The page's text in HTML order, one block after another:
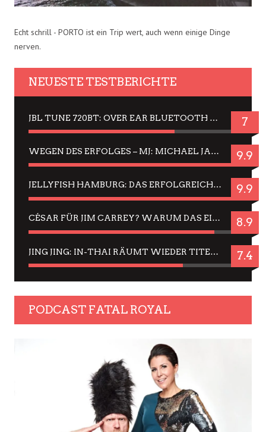
Echt schrill - PORTO ist ein Trip wert, auch wenn einige Dinge
nerven.
NEUESTE TESTBERICHTE
JBL TUNE 720BT: OVER EAR BLUETOOTH KOPFHÖRER UM DIE 50,-€ IM DAUER-TEST 7
WEGEN DES ERFOLGES – MJ: MICHAEL JACKSON MUSICAL IN EINER MATINEE SEHEN 9.9
JELLYFISH HAMBURG: DAS ERFOLGREICHE SOMMER-MENÜ 2025 IN GEFÜHLEN UND BILDERN 9.9
CÉSAR FÜR JIM CARREY? WARUM DAS EINER DER NERVIGSTEN ACTORS IST UND BLEIBT 8.9
JING JING: IN-THAI RÄUMT WIEDER TITEL AB – EIN ZWEI-STUNDEN-ERLEBNISBERICHT 7.4
PODCAST FATAL ROYAL